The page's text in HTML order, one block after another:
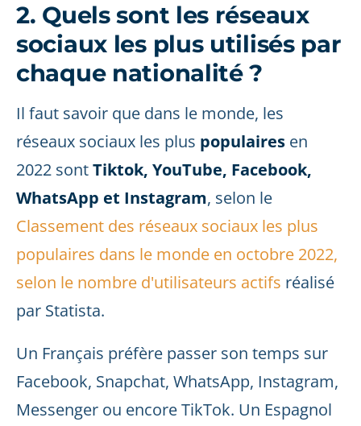
2. Quels sont les réseaux
sociaux les plus utilisés par
chaque nationalité ?
Il faut savoir que dans le monde, les
réseaux sociaux les plus populaires en
2022 sontTiktok, YouTube, Facebook,
WhatsApp et Instagram, selon le
Classement des réseaux sociaux les plus
populaires dans le monde en octobre 2022,
selon le nombre d'utilisateurs actifs réalisé
par Statista.
Un Français préfère passer son temps sur
Facebook, Snapchat, WhatsApp, Instagram,
Messenger ou encore TikTok. Un Espagnol